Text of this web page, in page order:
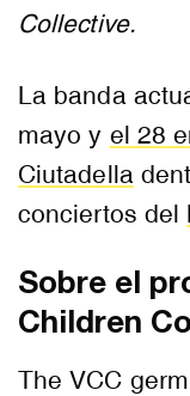
Collective.
La banda
mayo y el 28
Ciutadella
conciertos del
Sobre el
Children
The VCC